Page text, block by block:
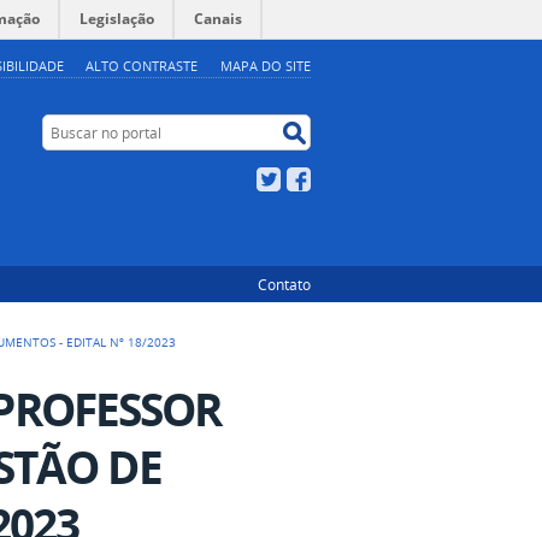
ALTO CONTRASTE MAPA DO SITE
Legislação Canais
Buscar no portal
Twitter
Contato
- EDITAL Nº 18/2023
DE